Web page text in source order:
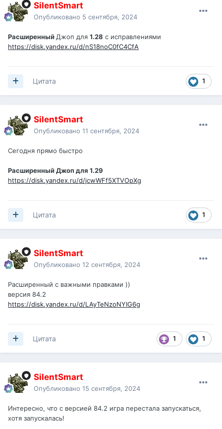
SilentSmart
Опубликовано 5 сентября, 2024
РасширенныйДжоп для 1.28 с исправлениями
https://disk.yandex.ru/d/nS18noC0fC4CfA
1
Цитата
SilentSmart
Опубликовано 11 сентября, 2024
Сегодня прямо быстро
Расширенный Джоп для 1.29
https://disk.yandex.ru/d/jcwWFf5XTVOpXg
1
Цитата
SilentSmart
Опубликовано 12 сентября, 2024
Расширенный с важными правками ))
версия 84.2
https://disk.yandex.ru/d/LAyTeNzoNYIG6g
1 1
Цитата
SilentSmart
Опубликовано 15 сентября, 2024
Интересно, что с версией 84.2 игра перестала запускаться,
хотя запускалась!